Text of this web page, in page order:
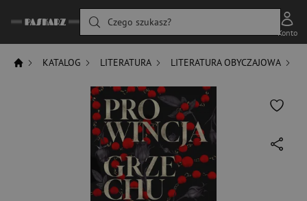
Czego szukasz?
Konto
KATALOG LITERATURA LITERATURA OBYCZAJOWA